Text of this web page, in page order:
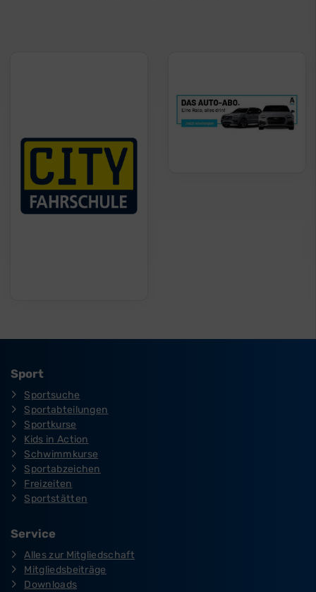
Sport
Sportsuche
Sportabteilungen
Sportkurse
Kids in Action
Schwimmkurse
Sportabzeichen
Freizeiten
Sportstätten
Service
Alles zur Mitgliedschaft
Mitgliedsbeiträge
Downloads